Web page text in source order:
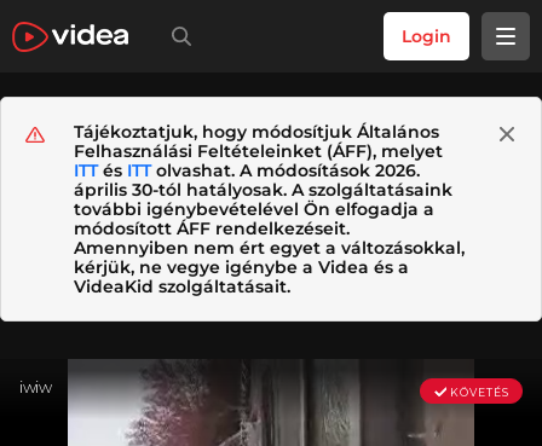
Login
Tájékoztatjuk, hogy módosítjuk Általános
Felhasználási Feltételeinket (ÁFF), melyet
ITTés ITTolvashat. A módosítások 2026.
április 30-tól hatályosak. A szolgáltatásaink
további igénybevételével Ön elfogadja a
módosított ÁFF rendelkezéseit.
Amennyiben nem ért egyet a változásokkal,
kérjük, ne vegye igénybe a Videa és a
VideaKid szolgáltatásait.